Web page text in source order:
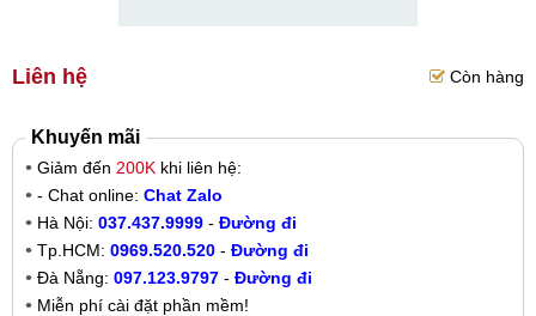
Liên hệ Còn hàng
Khuyến mãi
Giảm đến 200K khi liên hệ:
- Chat online: Chat Zalo
Hà Nội: 037.437.9999 - Đường đi
Tp.HCM: 0969.520.520 - Đường đi
Đà Nẵng: 097.123.9797 - Đường đi
Miễn phí cài đặt phần mềm!